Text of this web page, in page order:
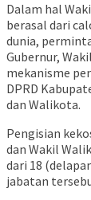
Dalam hal
berasal dari
dunia,
Gubernur,
mekanisme
DPRD
dan Walikota.
Pengisian
dan Wakil
dari 18
jabatan